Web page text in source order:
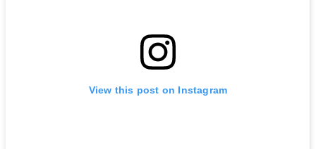
View this post on Instagram